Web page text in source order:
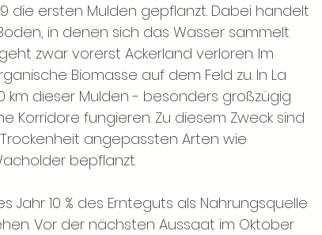
die ersten Mulden gepflanzt. Dabei handelt
in denen sich das Wasser sammelt
zwar vorerst Ackerland verloren. Im
Biomasse auf dem Feld zu. In La
km dieser Mulden - besonders großzügig
Korridore fungieren. Zu diesem Zweck sind
angepassten Arten wie
bepflanzt.
10 % des Ernteguts als Nahrungsquelle
Vor der nächsten Aussaat im Oktober